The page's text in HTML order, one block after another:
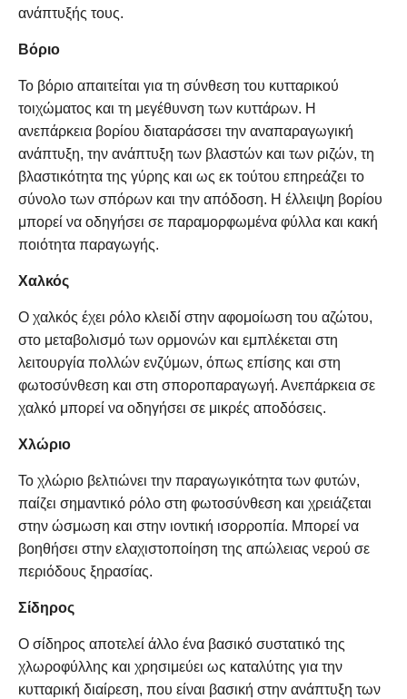
ανάπτυξής τους.
Βόριο
Το βόριο απαιτείται για τη σύνθεση του κυτταρικού
τοιχώματος και τη μεγέθυνση των κυττάρων. Η
ανεπάρκεια βορίου διαταράσσει την αναπαραγωγική
ανάπτυξη, την ανάπτυξη των βλαστών και των ριζών, τη
βλαστικότητα της γύρης και ως εκ τούτου επηρεάζει το
σύνολο των σπόρων και την απόδοση. Η έλλειψη βορίου
μπορεί να οδηγήσει σε παραμορφωμένα φύλλα και κακή
ποιότητα παραγωγής.
Χαλκός
Ο χαλκός έχει ρόλο κλειδί στην αφομοίωση του αζώτου,
στο μεταβολισμό των ορμονών και εμπλέκεται στη
λειτουργία πολλών ενζύμων, όπως επίσης και στη
φωτοσύνθεση και στη σποροπαραγωγή. Ανεπάρκεια σε
χαλκό μπορεί να οδηγήσει σε μικρές αποδόσεις.
Χλώριο
Το χλώριο βελτιώνει την παραγωγικότητα των φυτών,
παίζει σημαντικό ρόλο στη φωτοσύνθεση και χρειάζεται
στην ώσμωση και στην ιοντική ισορροπία. Μπορεί να
βοηθήσει στην ελαχιστοποίηση της απώλειας νερού σε
περιόδους ξηρασίας.
Σίδηρος
Ο σίδηρος αποτελεί άλλο ένα βασικό συστατικό της
χλωροφύλλης και χρησιμεύει ως καταλύτης για την
κυτταρική διαίρεση, που είναι βασική στην ανάπτυξη των